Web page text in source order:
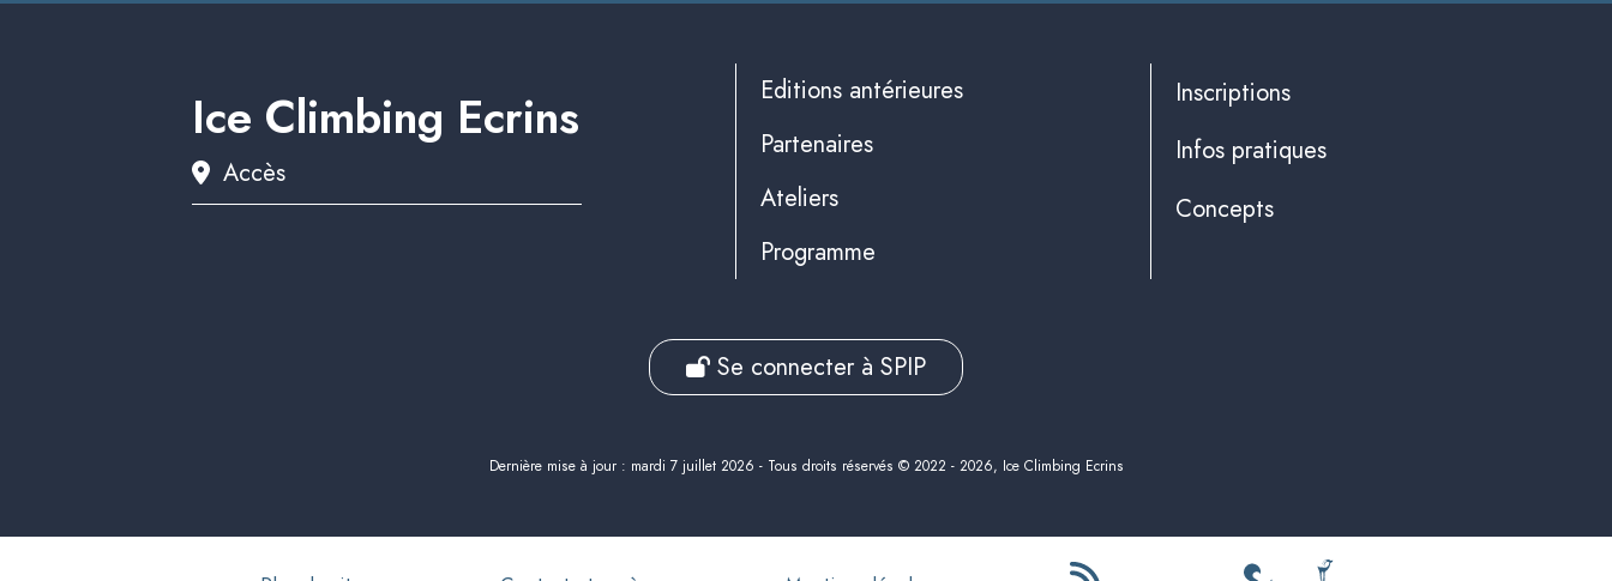
Ice Climbing Ecrins
Accès
Editions antérieures
Partenaires
Ateliers
Programme
Inscriptions
Infos pratiques
Concepts
Se connecter à SPIP
Dernière mise à jour : mardi 7 juillet 2026 - Tous droits réservés © 2022 - 2026, Ice Climbing Ecrins